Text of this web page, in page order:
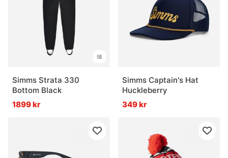
Simms Strata 330
Bottom Black
1899 kr
Simms Captain's Hat
Huckleberry
349 kr